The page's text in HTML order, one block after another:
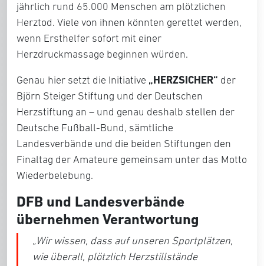
jährlich rund 65.000 Menschen am plötzlichen
Herztod. Viele von ihnen könnten gerettet werden,
wenn Ersthelfer sofort mit einer
Herzdruckmassage beginnen würden.
Genau hier setzt die Initiative „HERZSICHER“ der
Björn Steiger Stiftung und der Deutschen
Herzstiftung an – und genau deshalb stellen der
Deutsche Fußball-Bund, sämtliche
Landesverbände und die beiden Stiftungen den
Finaltag der Amateure gemeinsam unter das Motto
Wiederbelebung.
DFB und Landesverbände
übernehmen Verantwortung
„Wir wissen, dass auf unseren Sportplätzen,
wie überall, plötzlich Herzstillstände